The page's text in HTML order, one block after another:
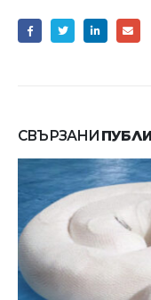
СВЪРЗАНИ